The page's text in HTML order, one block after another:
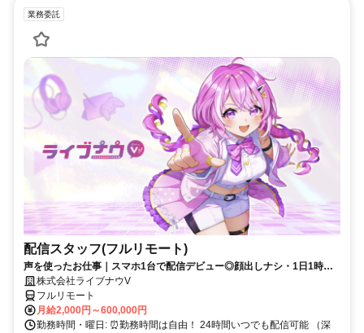
業務委託
配信スタッフ(フルリモート)
声を使ったお仕事｜スマホ1台で配信デビュー◎顔出しナシ・1日1時間
～OK♪
株式会社ライブナウV
フルリモート
月給2,000円～600,000円
勤務時間・曜日: ⏰勤務時間は自由！ 24時間いつでも配信可能 （深